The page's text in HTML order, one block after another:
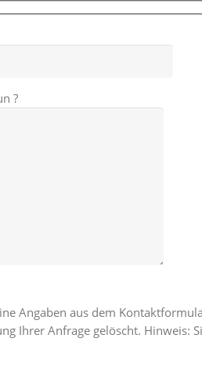
?
Angaben aus dem
Ihrer Anfrage gelöscht.